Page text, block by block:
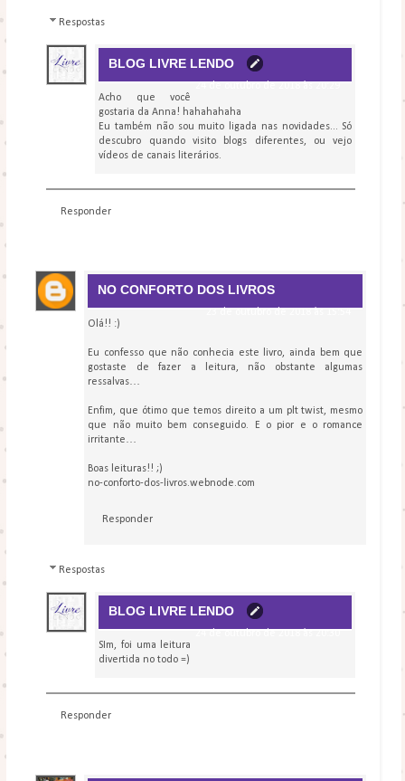
Respostas
BLOG LIVRE LENDO
Acho que você
gostaria da Anna! hahahahaha
Eu também não sou muito ligada nas novidades... Só
descubro quando visito blogs diferentes, ou vejo
vídeos de canais literários.
Responder
NO CONFORTO DOS LIVROS
Olá!! :)
Eu confesso que não conhecia este livro, ainda bem que
gostaste de fazer a leitura, não obstante algumas
ressalvas…
Enfim, que ótimo que temos direito a um plt twist, mesmo
que não muito bem conseguido. E o pior e o romance
irritante…
Boas leituras!! ;)
no-conforto-dos-livros.webnode.com
Responder
Respostas
BLOG LIVRE LENDO
SIm, foi uma leitura
divertida no todo =)
Responder